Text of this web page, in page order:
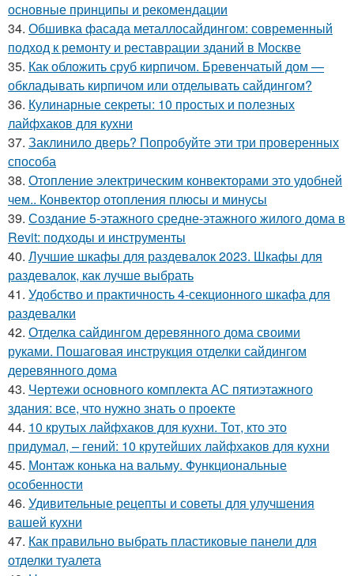
основные принципы и рекомендации
34. Обшивка фасада металлосайдингом: современный
подход к ремонту и реставрации зданий в Москве
35. Как обложить сруб кирпичом. Бревенчатый дом —
обкладывать кирпичом или отделывать сайдингом?
36. Кулинарные секреты: 10 простых и полезных
лайфхаков для кухни
37. Заклинило дверь? Попробуйте эти три проверенных
способа
38. Отопление электрическим конвекторами это удобней
чем.. Конвектор отопления плюсы и минусы
39. Создание 5-этажного средне-этажного жилого дома в
Revit: подходы и инструменты
40. Лучшие шкафы для раздевалок 2023. Шкафы для
раздевалок, как лучше выбрать
41. Удобство и практичность 4-секционного шкафа для
раздевалки
42. Отделка сайдингом деревянного дома своими
руками. Пошаговая инструкция отделки сайдингом
деревянного дома
43. Чертежи основного комплекта АС пятиэтажного
здания: все, что нужно знать о проекте
44. 10 крутых лайфхаков для кухни. Тот, кто это
придумал, – гений: 10 крутейших лайфхаков для кухни
45. Монтаж конька на вальму. Функциональные
особенности
46. Удивительные рецепты и советы для улучшения
вашей кухни
47. Как правильно выбрать пластиковые панели для
отделки туалета